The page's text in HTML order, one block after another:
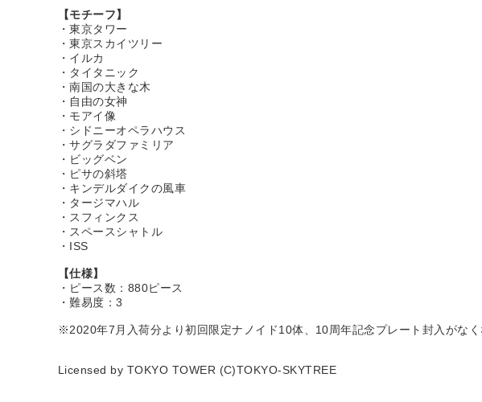
【モチーフ】
・東京タワー
・東京スカイツリー
・イルカ
・タイタニック
・南国の大きな木
・自由の女神
・モアイ像
・シドニーオペラハウス
・サグラダファミリア
・ビッグベン
・ピサの斜塔
・キンデルダイクの風車
・タージマハル
・スフィンクス
・スペースシャトル
・ISS
【仕様】
・ピース数：880ピース
・難易度：3
※2020年7月入荷分より初回限定ナノイド10体、10周年記念プレート封入がなく
Licensed by TOKYO TOWER (C)TOKYO-SKYTREE